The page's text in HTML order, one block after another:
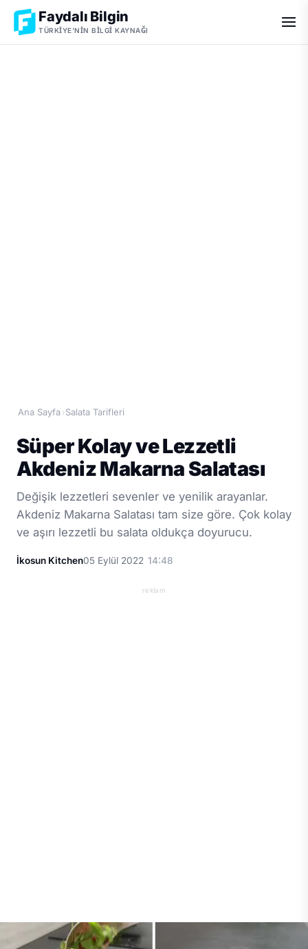
Faydalı Bilgin
TÜRKIYE'NIN BILGI KAYNAĞI
Ana Sayfa ›Salata Tarifleri
Süper Kolay ve Lezzetli
Akdeniz Makarna Salatası
Değişik lezzetleri sevenler ve yenilik arayanlar.
Akdeniz Makarna Salatası tam size göre. Çok kolay
ve aşırı lezzetli bu salata oldukça doyurucu.
İkosun Kitchen05 Eylül 2022 14:48
reklam